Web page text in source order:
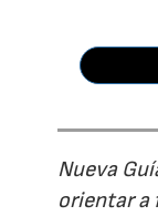
Nueva
orientar a